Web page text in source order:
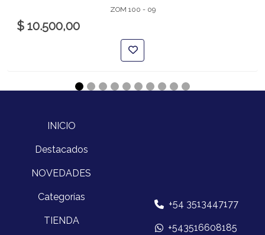
ZOM 100 - 09
$ 10.500,00
INICIO
Destacados
NOVEDADES
Categorías
TIENDA
+54 3513447177
+543516608185